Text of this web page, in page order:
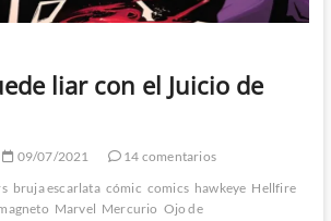
liar con el Juicio de
09/07/2021
14 comentarios
bruja escarlata cómic comics hawkeye Hellfire
Marvel Mercurio Ojo de